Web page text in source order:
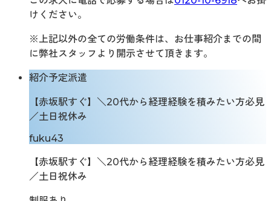
けください。
※上記以外の全ての労働条件は、お仕事紹介までの間
に弊社スタッフより開示させて頂きます。
紹介予定派遣
【赤坂駅すぐ】＼20代から経理経験を積みたい方必見
／土日祝休み
fuku43
【赤坂駅すぐ】＼20代から経理経験を積みたい方必見
／土日祝休み